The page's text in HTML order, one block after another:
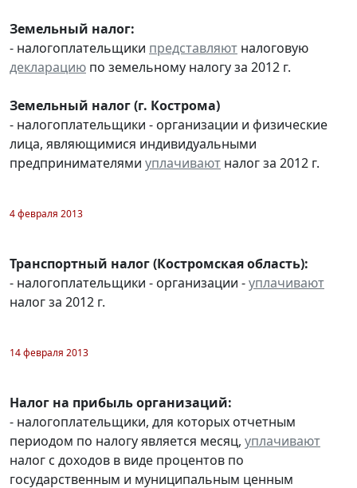
Земельный налог:
- налогоплательщики представляют налоговую
декларацию по земельному налогу за 2012 г.
Земельный налог (г. Кострома)
- налогоплательщики - организации и физические
лица, являющимися индивидуальными
предпринимателями уплачивают налог за 2012 г.
4 февраля 2013
Транспортный налог (Костромская область):
- налогоплательщики - организации -уплачивают
налог за 2012 г.
14 февраля 2013
Налог на прибыль организаций:
- налогоплательщики, для которых отчетным
периодом по налогу является месяц, уплачивают
налог с доходов в виде процентов по
государственным и муниципальным ценным